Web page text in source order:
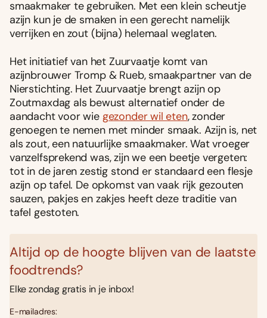
smaakmaker te gebruiken. Met een klein scheutje
azijn kun je de smaken in een gerecht namelijk
verrijken en zout (bijna) helemaal weglaten.
Het initiatief van het Zuurvaatje komt van
azijnbrouwer Tromp & Rueb, smaakpartner van de
Nierstichting. Het Zuurvaatje brengt azijn op
Zoutmaxdag als bewust alternatief onder de
aandacht voor wie gezonder wil eten, zonder
genoegen te nemen met minder smaak. Azijn is, net
als zout, een natuurlijke smaakmaker. Wat vroeger
vanzelfsprekend was, zijn we een beetje vergeten:
tot in de jaren zestig stond er standaard een flesje
azijn op tafel. De opkomst van vaak rijk gezouten
sauzen, pakjes en zakjes heeft deze traditie van
tafel gestoten.
Altijd op de hoogte blijven van de laatste
foodtrends?
Elke zondag gratis in je inbox!
E-mailadres: